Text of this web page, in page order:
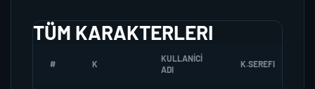
TÜM KARAKTERLERI
# K
KULLANICI
ADI
K.SEREFI